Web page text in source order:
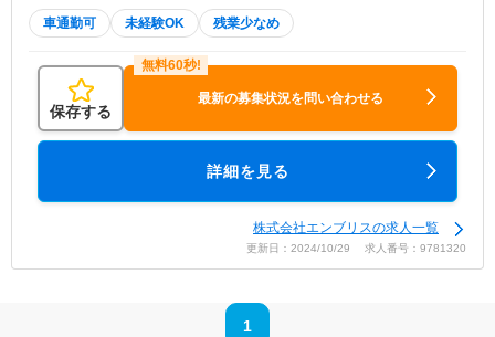
車通勤可 未経験OK 残業少なめ
保存する
最新の募集状況を問い合わせる
詳細を見る
株式会社エンブリスの求人一覧
更新日：2024/10/29 求人番号：9781320
1